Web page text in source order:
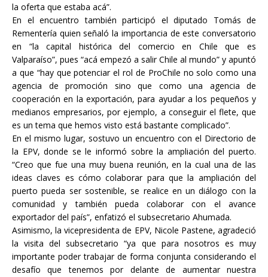
la oferta que estaba acá”.
En el encuentro también participó el diputado Tomás de
Rementería quien señaló la importancia de este conversatorio
en “la capital histórica del comercio en Chile que es
Valparaíso”, pues “acá empezó a salir Chile al mundo” y apuntó
a que “hay que potenciar el rol de ProChile no solo como una
agencia de promoción sino que como una agencia de
cooperación en la exportación, para ayudar a los pequeños y
medianos empresarios, por ejemplo, a conseguir el flete, que
es un tema que hemos visto está bastante complicado”.
En el mismo lugar, sostuvo un encuentro con el Directorio de
la EPV, donde se le informó sobre la ampliación del puerto.
“Creo que fue una muy buena reunión, en la cual una de las
ideas claves es cómo colaborar para que la ampliación del
puerto pueda ser sostenible, se realice en un diálogo con la
comunidad y también pueda colaborar con el avance
exportador del país”, enfatizó el subsecretario Ahumada.
Asimismo, la vicepresidenta de EPV, Nicole Pastene, agradeció
la visita del subsecretario “ya que para nosotros es muy
importante poder trabajar de forma conjunta considerando el
desafío que tenemos por delante de aumentar nuestra